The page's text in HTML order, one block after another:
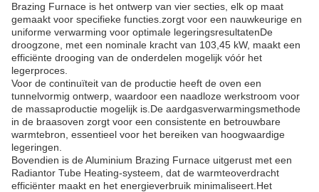
Brazing Furnace is het ontwerp van vier secties, elk op maat
gemaakt voor specifieke functies.zorgt voor een nauwkeurige en
uniforme verwarming voor optimale legeringsresultatenDe
droogzone, met een nominale kracht van 103,45 kW, maakt een
efficiënte drooging van de onderdelen mogelijk vóór het
legerproces.
Voor de continuïteit van de productie heeft de oven een
tunnelvormig ontwerp, waardoor een naadloze werkstroom voor
de massaproductie mogelijk is.De aardgasverwarmingsmethode
in de braasoven zorgt voor een consistente en betrouwbare
warmtebron, essentieel voor het bereiken van hoogwaardige
legeringen.
Bovendien is de Aluminium Brazing Furnace uitgerust met een
Radiantor Tube Heating-systeem, dat de warmteoverdracht
efficiënter maakt en het energieverbruik minimaliseert.Het